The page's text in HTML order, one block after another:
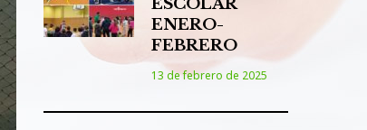
ESCOLAR
ENERO-
FEBRERO
13 de febrero de 2025